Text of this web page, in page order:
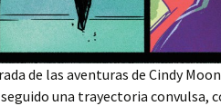
de las aventuras de Cindy
una trayectoria convulsa,